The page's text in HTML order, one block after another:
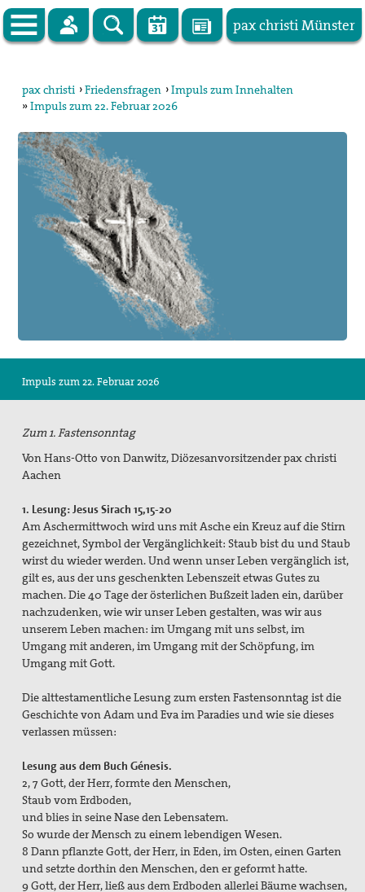
pax christi Münster
pax christi Deutsche Sektion
Vor Ort
Themen
Kampagnen
Publikationen
Impressum
Suche
pax christi ›Friedensfragen ›Impuls zum Innehalten
»Impuls zum 22. Februar 2026
Impuls zum 22. Februar 2026
Zum 1. Fastensonntag
Von Hans-Otto von Danwitz, Diözesanvorsitzender pax christi
Aachen
1. Lesung: Jesus Sirach 15,15-20
Am Aschermittwoch wird uns mit Asche ein Kreuz auf die Stirn
gezeichnet, Symbol der Vergänglichkeit: Staub bist du und Staub
wirst du wieder werden. Und wenn unser Leben vergänglich ist,
gilt es, aus der uns geschenkten Lebenszeit etwas Gutes zu
machen. Die 40 Tage der österlichen Bußzeit laden ein, darüber
nachzudenken, wie wir unser Leben gestalten, was wir aus
unserem Leben machen: im Umgang mit uns selbst, im
Umgang mit anderen, im Umgang mit der Schöpfung, im
Umgang mit Gott.
Die alttestamentliche Lesung zum ersten Fastensonntag ist die
Geschichte von Adam und Eva im Paradies und wie sie dieses
verlassen müssen:
Lesung aus dem Buch Génesis.
2, 7 Gott, der Herr, formte den Menschen,
Staub vom Erdboden,
und blies in seine Nase den Lebensatem.
So wurde der Mensch zu einem lebendigen Wesen.
8 Dann pflanzte Gott, der Herr, in Eden, im Osten, einen Garten
und setzte dorthin den Menschen, den er geformt hatte.
9 Gott, der Herr, ließ aus dem Erdboden allerlei Bäume wachsen,